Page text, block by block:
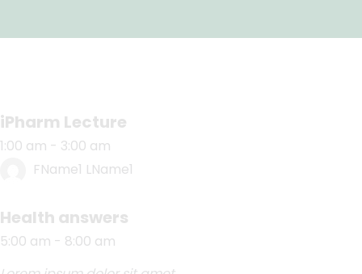
iPharm Lecture
1:00 am - 3:00 am
FName1 LName1
Health answers
5:00 am - 8:00 am